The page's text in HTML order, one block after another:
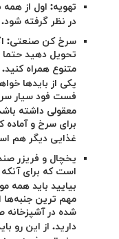
تهویه: اول از
در نظر گرفته
سرخ کن صنعتی:
تحویل دهید حتما
متنوع همراه
یکی از بایدها
فست فود سیار
معقولی داشته
برای سرخ و آماده
غذایی دیگر هم
یخچال و فریزر
است که برای
بیایید باید همه
مهم ترین جنبه‌ها
شده در آشپزخانه
دارید. از این رو